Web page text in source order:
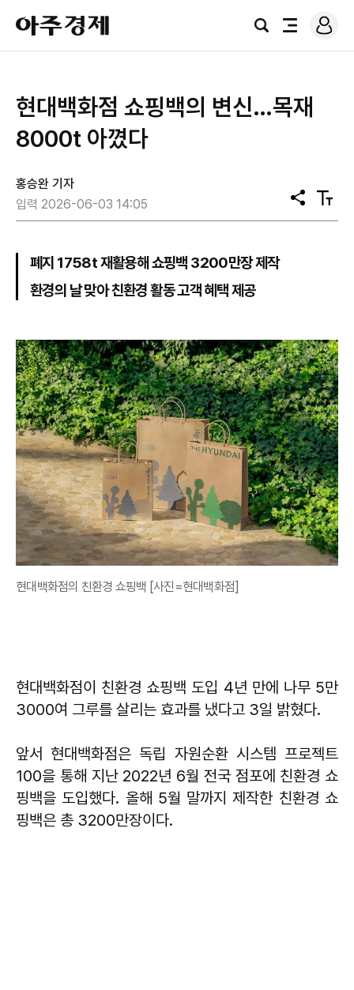
아
주
경
검
전
로
그
현대백화점 쇼핑백의 변신…목재
8000t 아꼈다
홍승완 기자
입력 2026-06-03 14:05
공
유
텍
스
폐지 1758t 재활용해 쇼핑백 3200만장 제작
환경의 날 맞아 친환경 활동 고객 혜택 제공
현대백화점의 친환경 쇼핑백 [사진=현대백화점]
현대백화점이 친환경 쇼핑백 도입 4년 만에 나무 5만
3000여 그루를 살리는 효과를 냈다고 3일 밝혔다.
앞서 현대백화점은 독립 자원순환 시스템 프로젝트
100을 통해 지난 2022년 6월 전국 점포에 친환경 쇼
핑백을 도입했다. 올해 5월 말까지 제작한 친환경 쇼
핑백은 총 3200만장이다.